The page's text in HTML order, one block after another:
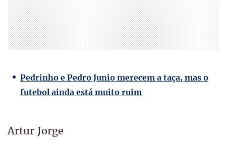
Pedrinho e Pedro Junio merecem a taça, mas o
futebol ainda está muito ruim
Artur Jorge